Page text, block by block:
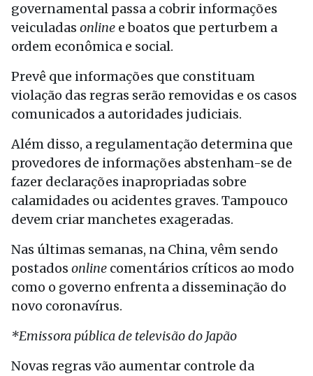
governamental passa a cobrir informações
veiculadas online e boatos que perturbem a
ordem econômica e social.
Prevê que informações que constituam
violação das regras serão removidas e os casos
comunicados a autoridades judiciais.
Além disso, a regulamentação determina que
provedores de informações abstenham-se de
fazer declarações inapropriadas sobre
calamidades ou acidentes graves. Tampouco
devem criar manchetes exageradas.
Nas últimas semanas, na China, vêm sendo
postados online comentários críticos ao modo
como o governo enfrenta a disseminação do
novo coronavírus.
*Emissora pública de televisão do Japão
Novas regras vão aumentar controle da